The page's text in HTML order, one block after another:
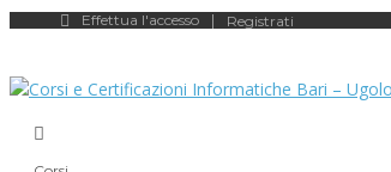
Effettua l'accesso
Registrati